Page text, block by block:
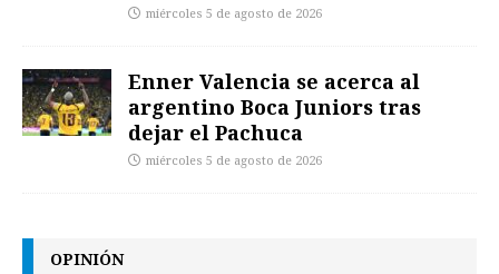
miércoles 5 de agosto de 2026
Enner Valencia se acerca al
argentino Boca Juniors tras
dejar el Pachuca
miércoles 5 de agosto de 2026
OPINIÓN